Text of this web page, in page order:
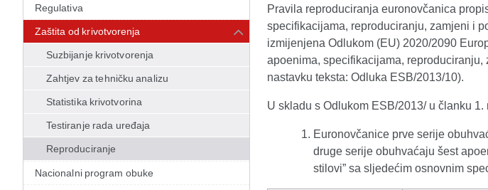
Regulativa
Zaštita od krivotvorenja
Suzbijanje krivotvorenja
Zahtjev za tehničku analizu
Statistika krivotvorina
Testiranje rada uređaja
Reproduciranje
Nacionalni program obuke
Pravila reproduciranja euronovčanica
specifikacijama, reproduciranju, zamjeni i
izmijenjena Odlukom (EU) 2020/2090
apoenima, specifikacijama,
nastavku teksta: Odluka ESB/2013/10).
U skladu s Odlukom ESB/2013/ u članku
Euronovčanice prve serije
druge serije obuhvaćaju šest
stilovi” sa sljedećim osnovnim